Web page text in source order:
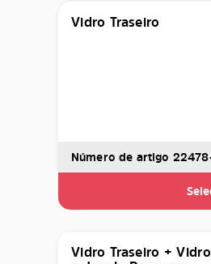
Vidro Traseiro
Número de artigo
Vidro Traseiro +